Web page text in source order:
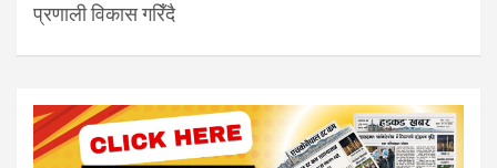
प्रणाली विकास गरिँदै